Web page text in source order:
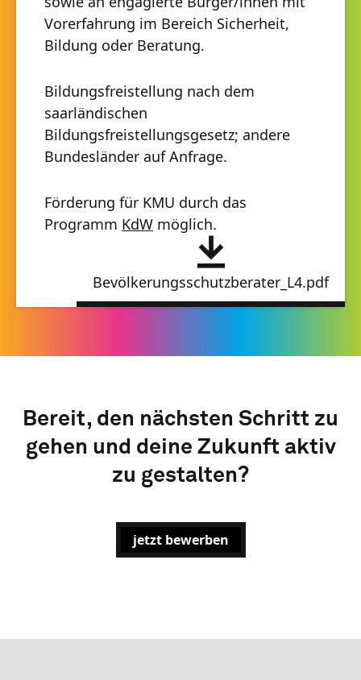
Vorerfahrung im Bereich Sicherheit,
Bildung oder Beratung.
Bildungsfreistellung nach dem
saarländischen
Bildungsfreistellungsgesetz; andere
Bundesländer auf Anfrage.
Förderung für KMU durch das
Programm KdW möglich.
Bevölkerungsschutzberater_L4.pdf
Bereit, den nächsten Schritt zu
gehen und deine Zukunft aktiv
zu gestalten?
jetzt bewerben